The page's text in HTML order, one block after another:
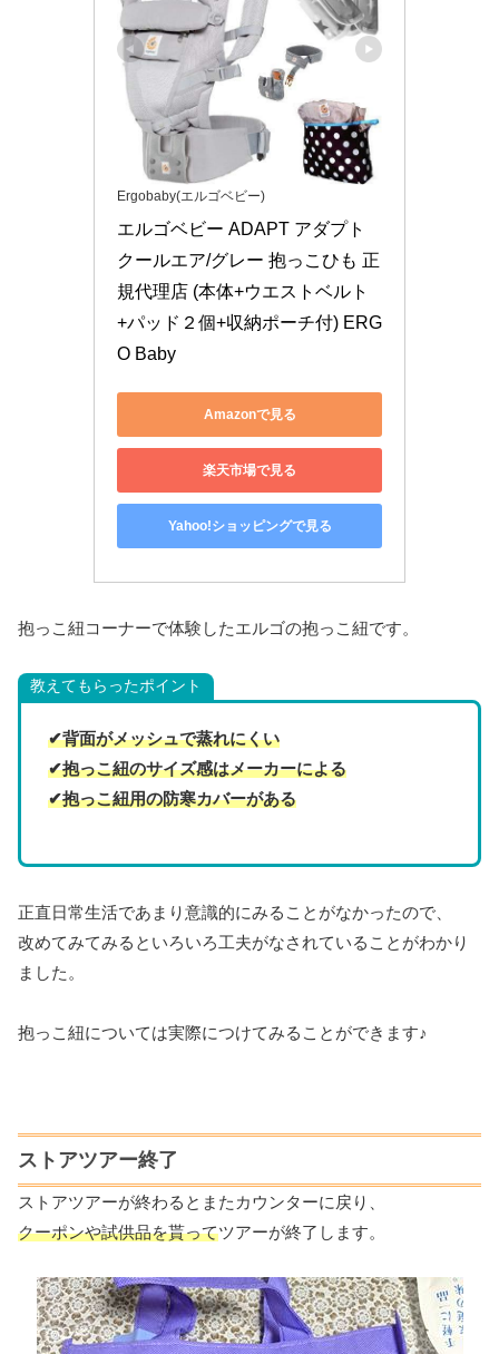
Ergobaby(エルゴベビー)
エルゴベビー ADAPT アダプト
クールエア/グレー 抱っこひも 正
規代理店 (本体+ウエストベルト
+パッド２個+収納ポーチ付) ERG
O Baby
Amazonで見る
楽天市場で見る
Yahoo!ショッピングで見る
抱っこ紐コーナーで体験したエルゴの抱っこ紐です。
教えてもらったポイント
✔背面がメッシュで蒸れにくい
✔抱っこ紐のサイズ感はメーカーによる
✔抱っこ紐用の防寒カバーがある
正直日常生活であまり意識的にみることがなかったので、
改めてみてみるといろいろ工夫がなされていることがわかり
ました。
抱っこ紐については実際につけてみることができます♪
ストアツアー終了
ストアツアーが終わるとまたカウンターに戻り、
クーポンや試供品を貰ってツアーが終了します。